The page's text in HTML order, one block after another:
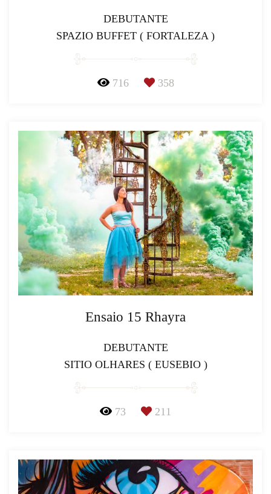
DEBUTANTE
SPAZIO BUFFET ( FORTALEZA )
716 358
Ensaio 15 Rhayra
DEBUTANTE
SITIO OLHARES ( EUSEBIO )
73 211